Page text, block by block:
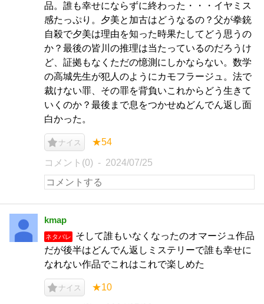
品。誰も幸せにならずに終わった・・・イヤミス
感たっぷり。夕美と加古はどうなるの？父が拳銃
自殺で夕美は理由を知った時果たしてどう思うの
か？最後の皆川の推理は当たっているのだろうけ
ど、証拠もなくただの憶測にしかならない。数学
の高城先生が犯人のようにカモフラージュ。法で
裁けない罪、その罪を背負いこれからどう生きて
いくのか？最後まで息をつかせぬどんでん返し面
白かった。
ナイス ★54
コメント(0) 2024/07/25
kmap
ネタバレ
そして誰もいなくなったのオマージュ作品
だが後半はどんでん返しミステリーで誰も幸せに
なれない作品でこれはこれで楽しめた
ナイス ★10